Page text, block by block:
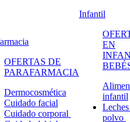
OFERTAS DE
PARAFARMACIA
Dermocosmética
Cuidado facial
Cuidado corporal
Infantil
EN
infantil
Leches
polvo